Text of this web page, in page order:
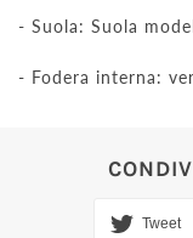
- Suola: Suola
- Fodera interna:
Tweet